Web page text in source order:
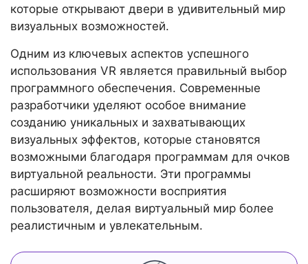
которые открывают двери в удивительный мир
визуальных возможностей.
Одним из ключевых аспектов успешного
использования VR является правильный выбор
программного обеспечения. Современные
разработчики уделяют особое внимание
созданию уникальных и захватывающих
визуальных эффектов, которые становятся
возможными благодаря программам для очков
виртуальной реальности. Эти программы
расширяют возможности восприятия
пользователя, делая виртуальный мир более
реалистичным и увлекательным.